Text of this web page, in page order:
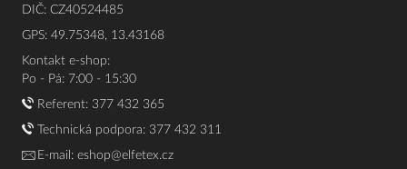
DIČ: CZ40524485
GPS: 49.75348, 13.43168
Kontakt e-shop:
Po - Pá: 7:00 - 15:30
Referent: 377 432 365
Technická podpora: 377 432 311
E-mail: eshop@elfetex.cz